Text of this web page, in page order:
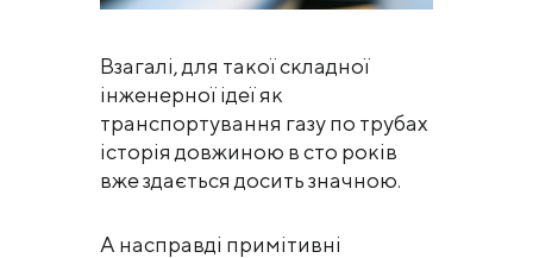
Взагалі, для такої складної
інженерної ідеї як
транспортування газу по трубах
історія довжиною в сто років
вже здається досить значною.
А насправді примітивні